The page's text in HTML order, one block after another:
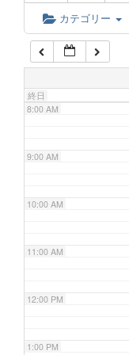
カテゴリー
終日
6:00 AM
7:00 AM
8:00 AM
9:00 AM
10:00 AM
11:00 AM
12:00 PM
1:00 PM